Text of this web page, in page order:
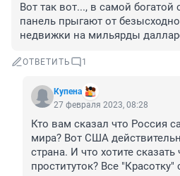
Вот так вот..., в самой
панель прыгают от
недвижки на мильярды
ОТВЕТИТЬ 1
Купена
27 февраля 2023, 08:28
Кто вам сказал что Россия
мира? Вот США
страна. И что хотите сказать
проституток? Все "Красотку"